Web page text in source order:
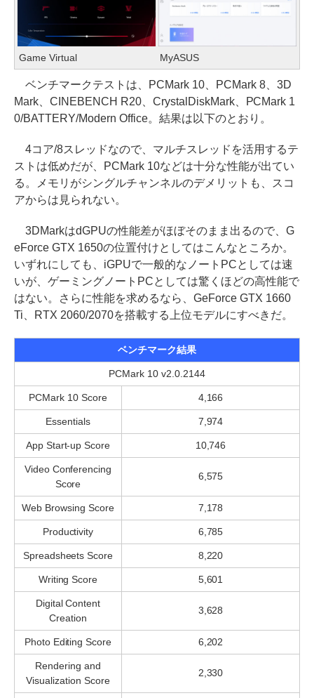
Game Virtual MyASUS
ベンチマークテストは、PCMark 10、PCMark 8、3D
Mark、CINEBENCH R20、CrystalDiskMark、PCMark 1
0/BATTERY/Modern Office。結果は以下のとおり。
4コア/8スレッドなので、マルチスレッドを活用するテ
ストは低めだが、PCMark 10などは十分な性能が出てい
る。メモリがシングルチャンネルのデメリットも、スコ
アからは見られない。
3DMarkはdGPUの性能差がほぼそのまま出るので、G
eForce GTX 1650の位置付けとしてはこんなところか。
いずれにしても、iGPUで一般的なノートPCとしては速
いが、ゲーミングノートPCとしては驚くほどの高性能で
はない。さらに性能を求めるなら、GeForce GTX 1660
Ti、RTX 2060/2070を搭載する上位モデルにすべきだ。
ベンチマーク結果
PCMark 10 v2.0.2144
PCMark 10 Score 4,166
Essentials 7,974
App Start-up Score 10,746
Video Conferencing
Score
6,575
Web Browsing Score 7,178
Productivity 6,785
Spreadsheets Score 8,220
Writing Score 5,601
Digital Content
Creation
3,628
Photo Editing Score 6,202
Rendering and
Visualization Score
2,330